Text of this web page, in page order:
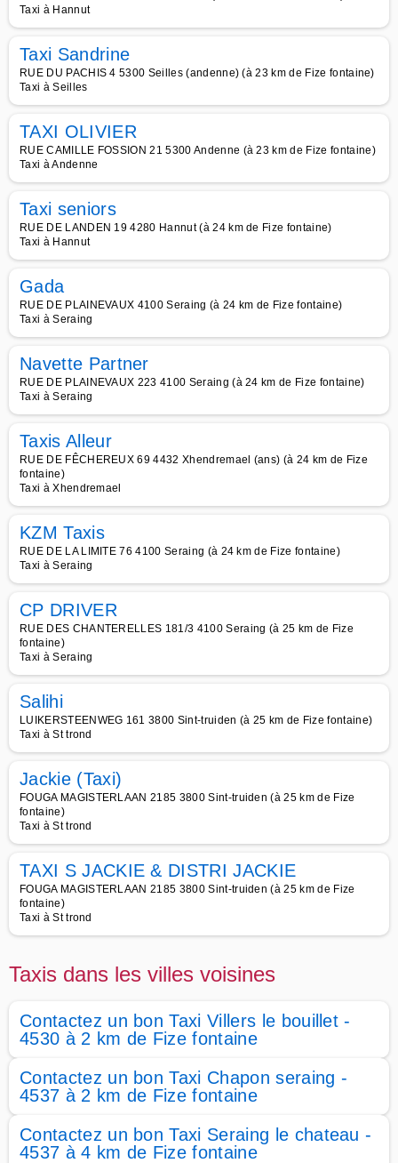
Taxi à Hannut
Taxi Sandrine
RUE DU PACHIS 4 5300 Seilles (andenne) (à 23 km de Fize fontaine)
Taxi à Seilles
TAXI OLIVIER
RUE CAMILLE FOSSION 21 5300 Andenne (à 23 km de Fize fontaine)
Taxi à Andenne
Taxi seniors
RUE DE LANDEN 19 4280 Hannut (à 24 km de Fize fontaine)
Taxi à Hannut
Gada
RUE DE PLAINEVAUX 4100 Seraing (à 24 km de Fize fontaine)
Taxi à Seraing
Navette Partner
RUE DE PLAINEVAUX 223 4100 Seraing (à 24 km de Fize fontaine)
Taxi à Seraing
Taxis Alleur
RUE DE FÊCHEREUX 69 4432 Xhendremael (ans) (à 24 km de Fize
fontaine)
Taxi à Xhendremael
KZM Taxis
RUE DE LA LIMITE 76 4100 Seraing (à 24 km de Fize fontaine)
Taxi à Seraing
CP DRIVER
RUE DES CHANTERELLES 181/3 4100 Seraing (à 25 km de Fize
fontaine)
Taxi à Seraing
Salihi
LUIKERSTEENWEG 161 3800 Sint-truiden (à 25 km de Fize fontaine)
Taxi à St trond
Jackie (Taxi)
FOUGA MAGISTERLAAN 2185 3800 Sint-truiden (à 25 km de Fize
fontaine)
Taxi à St trond
TAXI S JACKIE & DISTRI JACKIE
FOUGA MAGISTERLAAN 2185 3800 Sint-truiden (à 25 km de Fize
fontaine)
Taxi à St trond
Taxis dans les villes voisines
Contactez un bon Taxi Villers le bouillet -
4530 à 2 km de Fize fontaine
Contactez un bon Taxi Chapon seraing -
4537 à 2 km de Fize fontaine
Contactez un bon Taxi Seraing le chateau -
4537 à 4 km de Fize fontaine